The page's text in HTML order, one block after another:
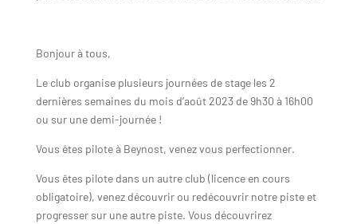
Bonjour à tous,
Le club organise plusieurs journées de stage les 2
dernières semaines du mois d’août 2023 de 9h30 à 16h00
ou sur une demi-journée !
Vous êtes pilote à Beynost, venez vous perfectionner.
Vous êtes pilote dans un autre club (licence en cours
obligatoire), venez découvrir ou redécouvrir notre piste et
progresser sur une autre piste. Vous découvrirez